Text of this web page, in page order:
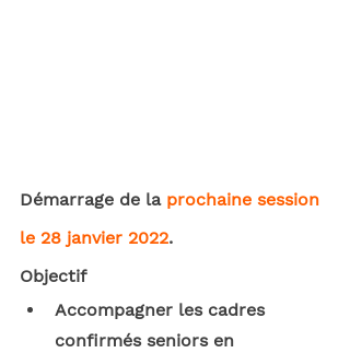
Démarrage de la prochaine session
le 28 janvier 2022.
Objectif
Accompagner les cadres
confirmés seniors en